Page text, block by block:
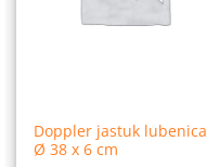
Doppler jastuk lubenica
Ø 38 x 6 cm